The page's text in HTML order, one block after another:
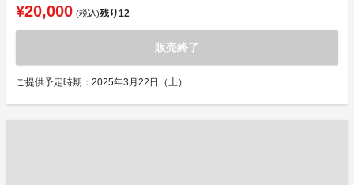
¥20,000 (税込)残り12
販売終了
ご提供予定時期：2025年3月22日（土）